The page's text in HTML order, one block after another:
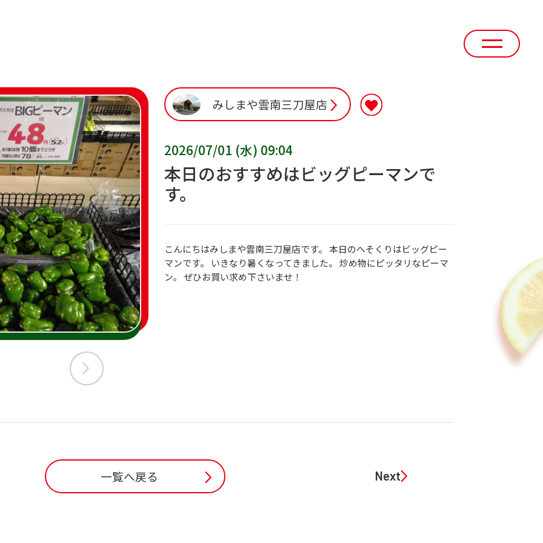
みしまや雲南三刀屋店
2026/07/01 (水) 09:04
本日のおすすめはビッグピーマンで
す。
こんにちはみしまや雲南三刀屋店です。 本日のへそくりはビッグピー
マンです。 いきなり暑くなってきました。 炒め物にピッタリなピーマ
ン。 ぜひお買い求め下さいませ！
Next
一覧へ戻る